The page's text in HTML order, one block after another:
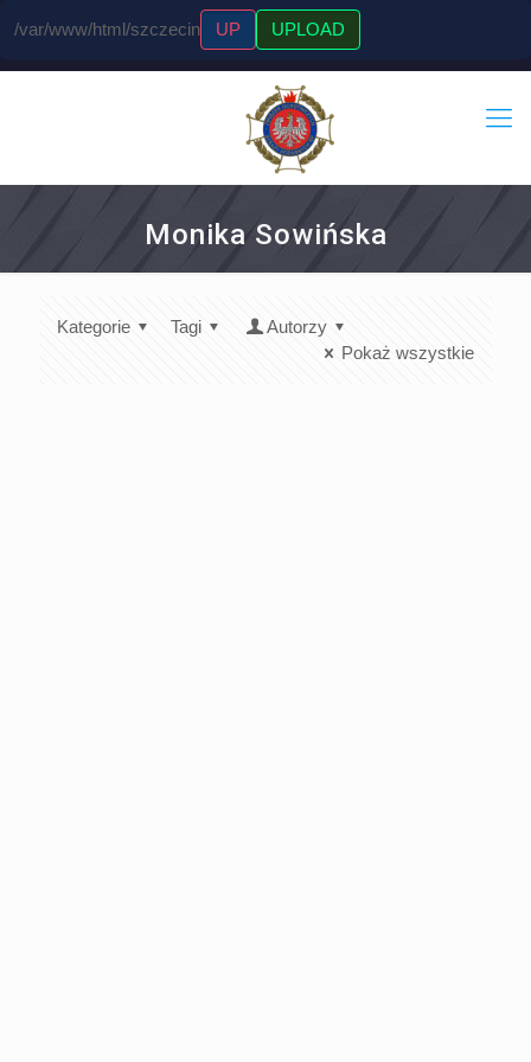
/var/www/html/szczecin UP UPLOAD
Monika Sowińska
Kategorie Tagi
Autorzy
Pokaż wszystkie